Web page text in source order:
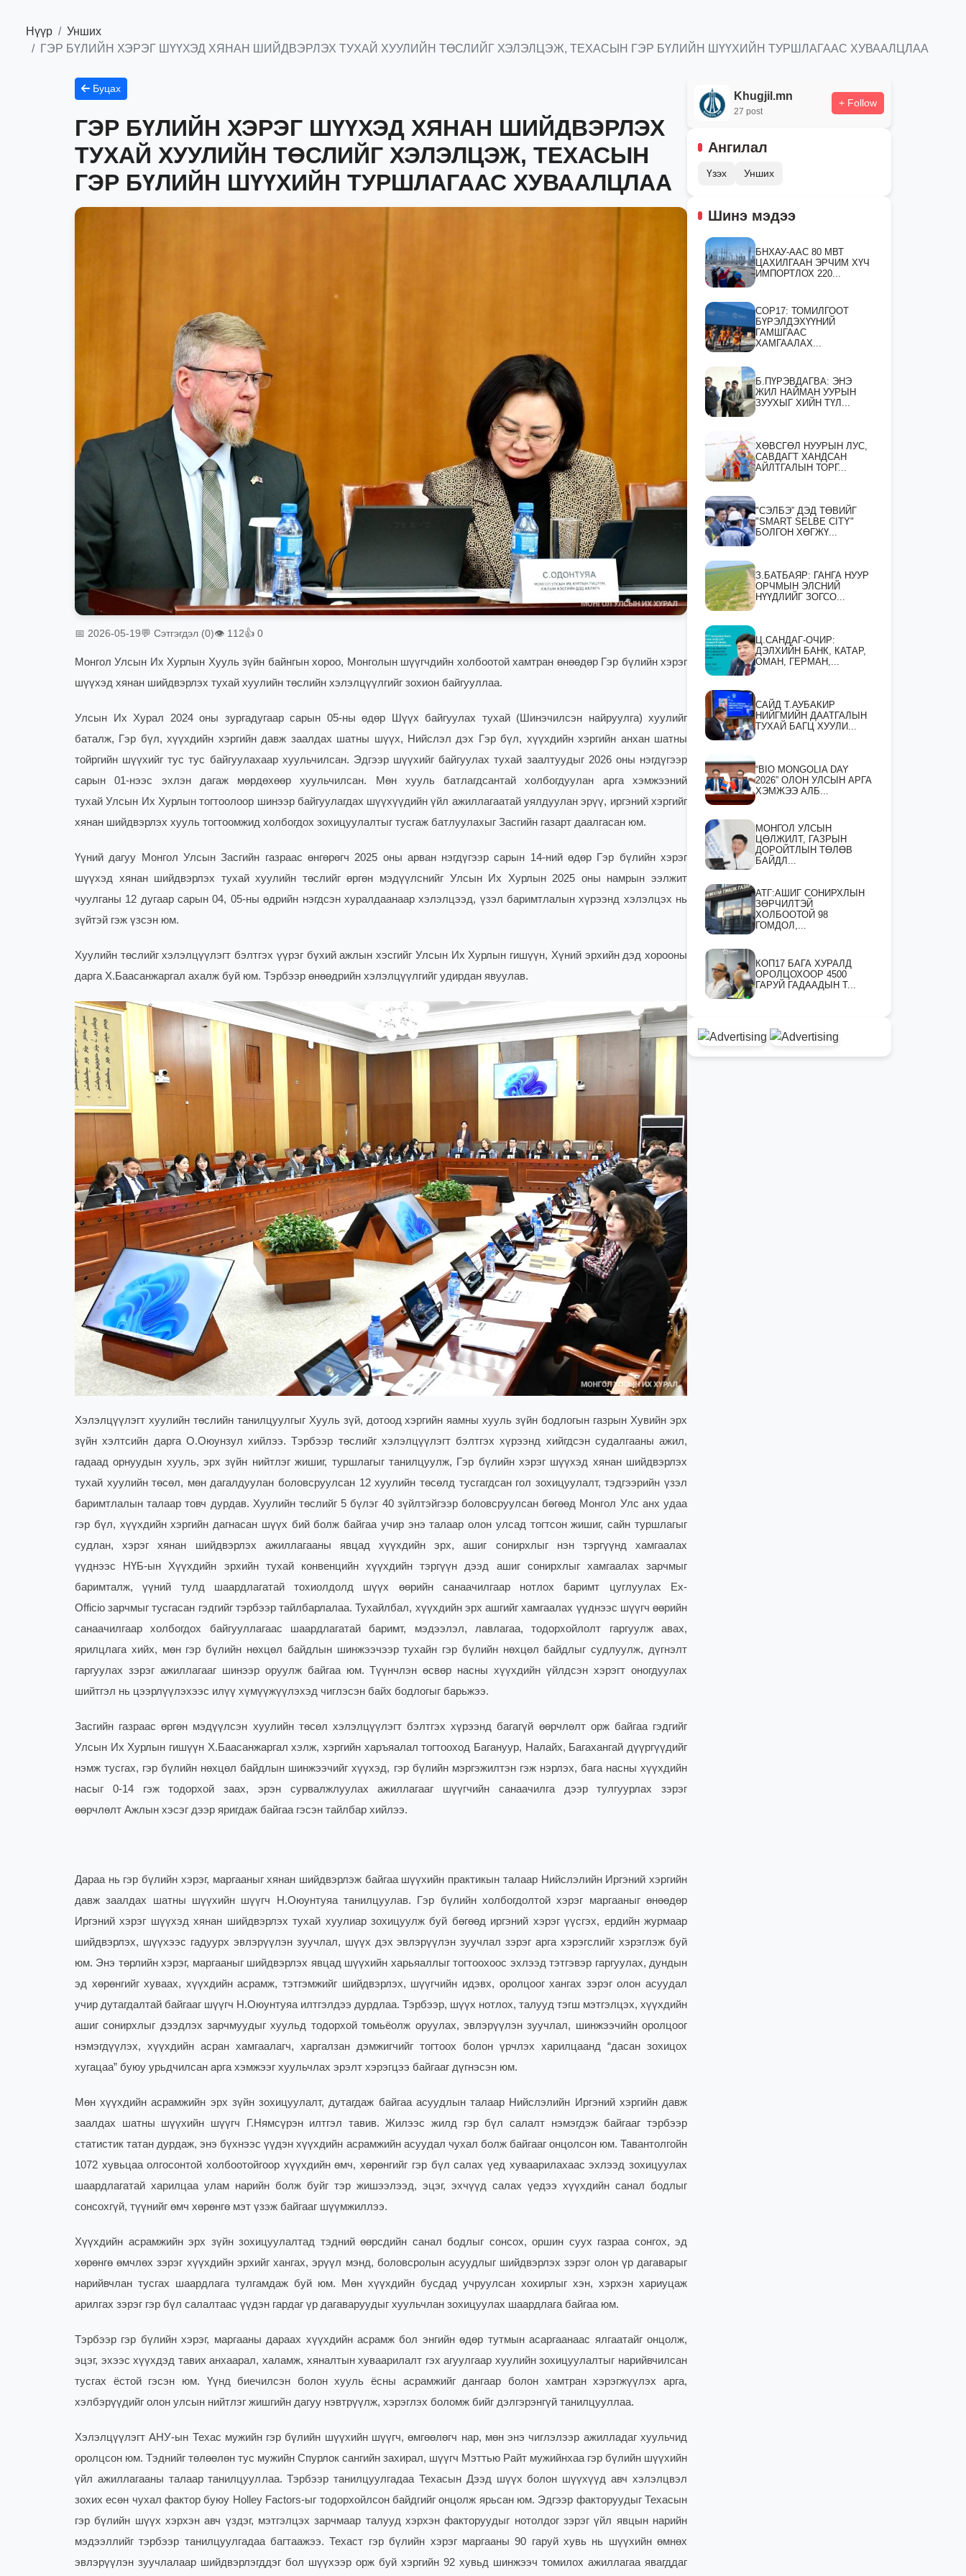
Нүүр
Унших
ГЭР БҮЛИЙН ХЭРЭГ ШҮҮХЭД ХЯНАН ШИЙДВЭРЛЭХ ТУХАЙ ХУУЛИЙН ТӨСЛИЙГ ХЭЛЭЛЦЭЖ, ТЕХАСЫН ГЭР БҮЛИЙН ШҮҮХИЙН ТУРШЛАГААС ХУВААЛЦЛАА
Буцах
ГЭР БҮЛИЙН ХЭРЭГ ШҮҮХЭД ХЯНАН ШИЙДВЭРЛЭХ
ТУХАЙ ХУУЛИЙН ТӨСЛИЙГ ХЭЛЭЛЦЭЖ, ТЕХАСЫН
ГЭР БҮЛИЙН ШҮҮХИЙН ТУРШЛАГААС ХУВААЛЦЛАА
📅 2026-05-19💬 Сэтгэгдэл (0)👁 112👍 0
Монгол Улсын Их Хурлын Хууль зүйн байнгын хороо, Монголын шүүгчдийн холбоотой хамтран өнөөдөр Гэр бүлийн хэрэг
шүүхэд хянан шийдвэрлэх тухай хуулийн төслийн хэлэлцүүлгийг зохион байгууллаа.
Улсын Их Хурал 2024 оны зургадугаар сарын 05-ны өдөр Шүүх байгуулах тухай (Шинэчилсэн найруулга) хуулийг
баталж, Гэр бүл, хүүхдийн хэргийн давж заалдах шатны шүүх, Нийслэл дэх Гэр бүл, хүүхдийн хэргийн анхан шатны
тойргийн шүүхийг тус тус байгуулахаар хуульчилсан. Эдгээр шүүхийг байгуулах тухай заалтуудыг 2026 оны нэгдүгээр
сарын 01-нээс эхлэн дагаж мөрдөхөөр хуульчилсан. Мөн хууль батлагдсантай холбогдуулан арга хэмжээний
тухай Улсын Их Хурлын тогтоолоор шинээр байгуулагдах шүүхүүдийн үйл ажиллагаатай уялдуулан эрүү, иргэний хэргийг
хянан шийдвэрлэх хууль тогтоомжид холбогдох зохицуулалтыг тусгаж батлуулахыг Засгийн газарт даалгасан юм.
Үүний дагуу Монгол Улсын Засгийн газраас өнгөрөгч 2025 оны арван нэгдүгээр сарын 14-ний өдөр Гэр бүлийн хэрэг
шүүхэд хянан шийдвэрлэх тухай хуулийн төслийг өргөн мэдүүлснийг Улсын Их Хурлын 2025 оны намрын ээлжит
чуулганы 12 дугаар сарын 04, 05-ны өдрийн нэгдсэн хуралдаанаар хэлэлцээд, үзэл баримтлалын хүрээнд хэлэлцэх нь
зүйтэй гэж үзсэн юм.
Хуулийн төслийг хэлэлцүүлэгт бэлтгэх үүрэг бүхий ажлын хэсгийг Улсын Их Хурлын гишүүн, Хүний эрхийн дэд хорооны
дарга Х.Баасанжаргал ахалж буй юм. Тэрбээр өнөөдрийн хэлэлцүүлгийг удирдан явуулав.
Хэлэлцүүлэгт хуулийн төслийн танилцуулгыг Хууль зүй, дотоод хэргийн яамны хууль зүйн бодлогын газрын Хувийн эрх
зүйн хэлтсийн дарга О.Оюунзул хийлээ. Тэрбээр төслийг хэлэлцүүлэгт бэлтгэх хүрээнд хийгдсэн судалгааны ажил,
гадаад орнуудын хууль, эрх зүйн нийтлэг жишиг, туршлагыг танилцуулж, Гэр бүлийн хэрэг шүүхэд хянан шийдвэрлэх
тухай хуулийн төсөл, мөн дагалдуулан боловсруулсан 12 хуулийн төсөлд тусгагдсан гол зохицуулалт, тэдгээрийн үзэл
баримтлалын талаар товч дурдав. Хуулийн төслийг 5 бүлэг 40 зүйлтэйгээр боловсруулсан бөгөөд Монгол Улс анх удаа
гэр бүл, хүүхдийн хэргийн дагнасан шүүх бий болж байгаа учир энэ талаар олон улсад тогтсон жишиг, сайн туршлагыг
судлан, хэрэг хянан шийдвэрлэх ажиллагааны явцад хүүхдийн эрх, ашиг сонирхлыг нэн тэргүүнд хамгаалах
үүднээс НҮБ-ын Хүүхдийн эрхийн тухай конвенцийн хүүхдийн тэргүүн дээд ашиг сонирхлыг хамгаалах зарчмыг
баримталж, үүний тулд шаардлагатай тохиолдолд шүүх өөрийн санаачилгаар нотлох баримт цуглуулах Ex-
Officio зарчмыг тусгасан гэдгийг тэрбээр тайлбарлалаа. Тухайлбал, хүүхдийн эрх ашгийг хамгаалах үүднээс шүүгч өөрийн
санаачилгаар холбогдох байгууллагаас шаардлагатай баримт, мэдээлэл, лавлагаа, тодорхойлолт гаргуулж авах,
ярилцлага хийх, мөн гэр бүлийн нөхцөл байдлын шинжээчээр тухайн гэр бүлийн нөхцөл байдлыг судлуулж, дүгнэлт
гаргуулах зэрэг ажиллагааг шинээр оруулж байгаа юм. Түүнчлэн өсвөр насны хүүхдийн үйлдсэн хэрэгт оногдуулах
шийтгэл нь цээрлүүлэхээс илүү хүмүүжүүлэхэд чиглэсэн байх бодлогыг барьжээ.
Засгийн газраас өргөн мэдүүлсэн хуулийн төсөл хэлэлцүүлэгт бэлтгэх хүрээнд багагүй өөрчлөлт орж байгаа гэдгийг
Улсын Их Хурлын гишүүн Х.Баасанжаргал хэлж, хэргийн харъяалал тогтооход Багануур, Налайх, Багахангай дүүргүүдийг
нэмж тусгах, гэр бүлийн нөхцөл байдлын шинжээчийг хүүхэд, гэр бүлийн мэргэжилтэн гэж нэрлэх, бага насны хүүхдийн
насыг 0-14 гэж тодорхой заах, эрэн сурвалжлуулах ажиллагааг шүүгчийн санаачилга дээр тулгуурлах зэрэг
өөрчлөлт Ажлын хэсэг дээр яригдаж байгаа гэсэн тайлбар хийлээ.
Дараа нь гэр бүлийн хэрэг, маргааныг хянан шийдвэрлэж байгаа шүүхийн практикын талаар Нийслэлийн Иргэний хэргийн
давж заалдах шатны шүүхийн шүүгч Н.Оюунтуяа танилцуулав. Гэр бүлийн холбогдолтой хэрэг маргааныг өнөөдөр
Иргэний хэрэг шүүхэд хянан шийдвэрлэх тухай хуулиар зохицуулж буй бөгөөд иргэний хэрэг үүсгэх, ердийн журмаар
шийдвэрлэх, шүүхээс гадуурх эвлэрүүлэн зуучлал, шүүх дэх эвлэрүүлэн зуучлал зэрэг арга хэрэгслийг хэрэглэж буй
юм. Энэ төрлийн хэрэг, маргааныг шийдвэрлэх явцад шүүхийн харьяаллыг тогтоохоос эхлээд тэтгэвэр гаргуулах, дундын
эд хөрөнгийг хуваах, хүүхдийн асрамж, тэтгэмжийг шийдвэрлэх, шүүгчийн идэвх, оролцоог хангах зэрэг олон асуудал
учир дутагдалтай байгааг шүүгч Н.Оюунтуяа илтгэлдээ дурдлаа. Тэрбээр, шүүх нотлох, талууд тэгш мэтгэлцэх, хүүхдийн
ашиг сонирхлыг дээдлэх зарчмуудыг хуульд тодорхой томьёолж оруулах, эвлэрүүлэн зуучлал, шинжээчийн оролцоог
нэмэгдүүлэх, хүүхдийн асран хамгаалагч, харгалзан дэмжигчийг тогтоох болон үрчлэх харилцаанд “дасан зохицох
хугацаа” буюу урьдчилсан арга хэмжээг хуульчлах эрэлт хэрэгцээ байгааг дүгнэсэн юм.
Мөн хүүхдийн асрамжийн эрх зүйн зохицуулалт, дутагдаж байгаа асуудлын талаар Нийслэлийн Иргэний хэргийн давж
заалдах шатны шүүхийн шүүгч Г.Нямсүрэн илтгэл тавив. Жилээс жилд гэр бүл салалт нэмэгдэж байгааг тэрбээр
статистик татан дурдаж, энэ бүхнээс үүдэн хүүхдийн асрамжийн асуудал чухал болж байгааг онцолсон юм. Тавантолгойн
1072 хувьцаа олгосонтой холбоотойгоор хүүхдийн өмч, хөрөнгийг гэр бүл салах үед хуваарилахаас эхлээд зохицуулах
шаардлагатай харилцаа улам нарийн болж буйг тэр жишээлээд, эцэг, эхчүүд салах үедээ хүүхдийн санал бодлыг
сонсохгүй, түүнийг өмч хөрөнгө мэт үзэж байгааг шүүмжиллээ.
Хүүхдийн асрамжийн эрх зүйн зохицуулалтад тэдний өөрсдийн санал бодлыг сонсох, оршин суух газраа сонгох, эд
хөрөнгө өмчлөх зэрэг хүүхдийн эрхийг хангах, эрүүл мэнд, боловсролын асуудлыг шийдвэрлэх зэрэг олон үр дагаварыг
нарийвчлан тусгах шаардлага тулгамдаж буй юм. Мөн хүүхдийн бусдад учруулсан хохирлыг хэн, хэрхэн хариуцаж
арилгах зэрэг гэр бүл салалтаас үүдэн гардаг үр дагаваруудыг хуульчлан зохицуулах шаардлага байгаа юм.
Тэрбээр гэр бүлийн хэрэг, маргааны дараах хүүхдийн асрамж бол энгийн өдөр тутмын асаргаанаас ялгаатайг онцолж,
эцэг, эхээс хүүхдэд тавих анхаарал, халамж, хяналтын хуваарилалт гэх агуулгаар хуулийн зохицуулалтыг нарийвчилсан
тусгах ёстой гэсэн юм. Үүнд биечилсэн болон хууль ёсны асрамжийг дангаар болон хамтран хэрэгжүүлэх арга,
хэлбэрүүдийг олон улсын нийтлэг жишгийн дагуу нэвтрүүлж, хэрэглэх боломж бийг дэлгэрэнгүй танилцууллаа.
Хэлэлцүүлэгт АНУ-ын Техас мужийн гэр бүлийн шүүхийн шүүгч, өмгөөлөгч нар, мөн энэ чиглэлээр ажилладаг хуульчид
оролцсон юм. Тэднийг төлөөлөн тус мужийн Спурлок сангийн захирал, шүүгч Мэттью Райт мужийнхаа гэр бүлийн шүүхийн
үйл ажиллагааны талаар танилцууллаа. Тэрбээр танилцуулгадаа Техасын Дээд шүүх болон шүүхүүд авч хэлэлцвэл
зохих есөн чухал фактор буюу Holley Factors-ыг тодорхойлсон байдгийг онцолж ярьсан юм. Эдгээр факторуудыг Техасын
гэр бүлийн шүүх хэрхэн авч үздэг, мэтгэлцэх зарчмаар талууд хэрхэн факторуудыг нотолдог зэрэг үйл явцын нарийн
мэдээллийг тэрбээр танилцуулгадаа багтаажээ. Техаст гэр бүлийн хэрэг маргааны 90 гаруй хувь нь шүүхийн өмнөх
эвлэрүүлэн зуучлалаар шийдвэрлэгддэг бол шүүхээр орж буй хэргийн 92 хувьд шинжээч томилох ажиллагаа явагддаг
Khugjil.mn
27 post
+ Follow
Ангилал
Үзэх Унших
Шинэ мэдээ
БНХАУ-ААС 80 МВТ
ЦАХИЛГААН ЭРЧИМ ХҮЧ
ИМПОРТЛОХ 220...
СOP17: ТОМИЛГООТ
БҮРЭЛДЭХҮҮНИЙ
ГАМШГААС
ХАМГААЛАХ...
Б.ПҮРЭВДАГВА: ЭНЭ
ЖИЛ НАЙМАН УУРЫН
ЗУУХЫГ ХИЙН ТҮЛ...
ХӨВСГӨЛ НУУРЫН ЛУС,
САВДАГТ ХАНДСАН
АЙЛТГАЛЫН ТОРГ...
"СЭЛБЭ” ДЭД ТӨВИЙГ
"SMART SELBE CITY"
БОЛГОН ХӨГЖҮ...
З.БАТБАЯР: ГАНГА НУУР
ОРЧМЫН ЭЛСНИЙ
НҮҮДЛИЙГ ЗОГСО...
Ц.САНДАГ-ОЧИР:
ДЭЛХИЙН БАНК, КАТАР,
ОМАН, ГЕРМАН,...
САЙД Т.АУБАКИР
НИЙГМИЙН ДААТГАЛЫН
ТУХАЙ БАГЦ ХУУЛИ...
“BIO MONGOLIA DAY
2026” ОЛОН УЛСЫН АРГА
ХЭМЖЭЭ АЛБ...
МОНГОЛ УЛСЫН
ЦӨЛЖИЛТ, ГАЗРЫН
ДОРОЙТЛЫН ТӨЛӨВ
БАЙДЛ...
АТГ:АШИГ СОНИРХЛЫН
ЗӨРЧИЛТЭЙ
ХОЛБООТОЙ 98
ГОМДОЛ,...
КОП17 БАГА ХУРАЛД
ОРОЛЦОХООР 4500
ГАРУЙ ГАДААДЫН Т...